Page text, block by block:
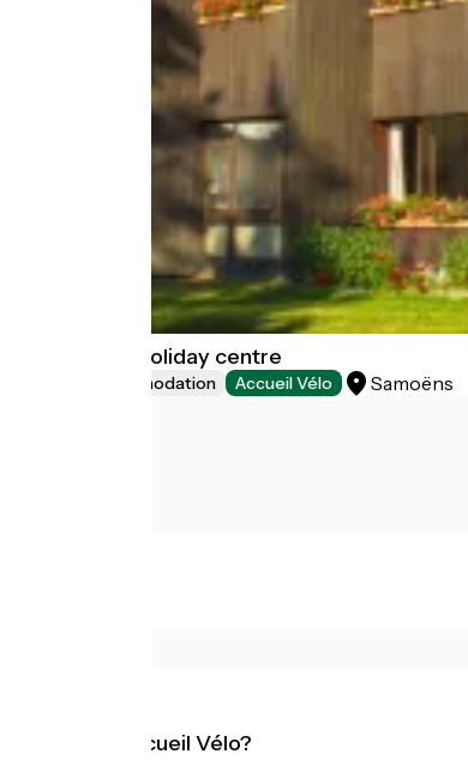
The Becchi holiday centre
Group accommodation Accueil Vélo Samoëns
Was ist Accueil Vélo?